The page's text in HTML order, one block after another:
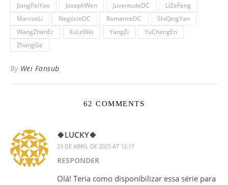
JiangPeiYao
JosephWen JuventudeDC
LiZeFeng
MarcusLi
NegócioDC RomanceDC
ShiQingYan
WangZhenEr
XuLeWei YangZi
YuChengEn
ZhangGe
By Wei Fansub
62 COMMENTS
🍀LUCKY🍀
23 DE ABRIL DE 2025 AT 12:17
RESPONDER
Olá! Teria como disponibilizar essa série para